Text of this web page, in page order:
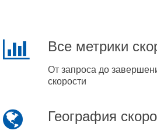
Все метрики
От запроса до
скорости
География